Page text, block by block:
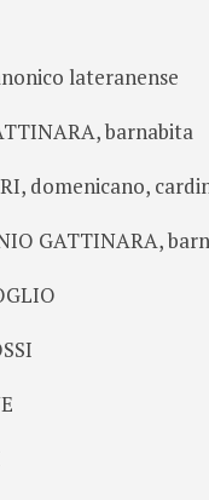
lateranense
barnabita
domenicano,
GATTINARA,